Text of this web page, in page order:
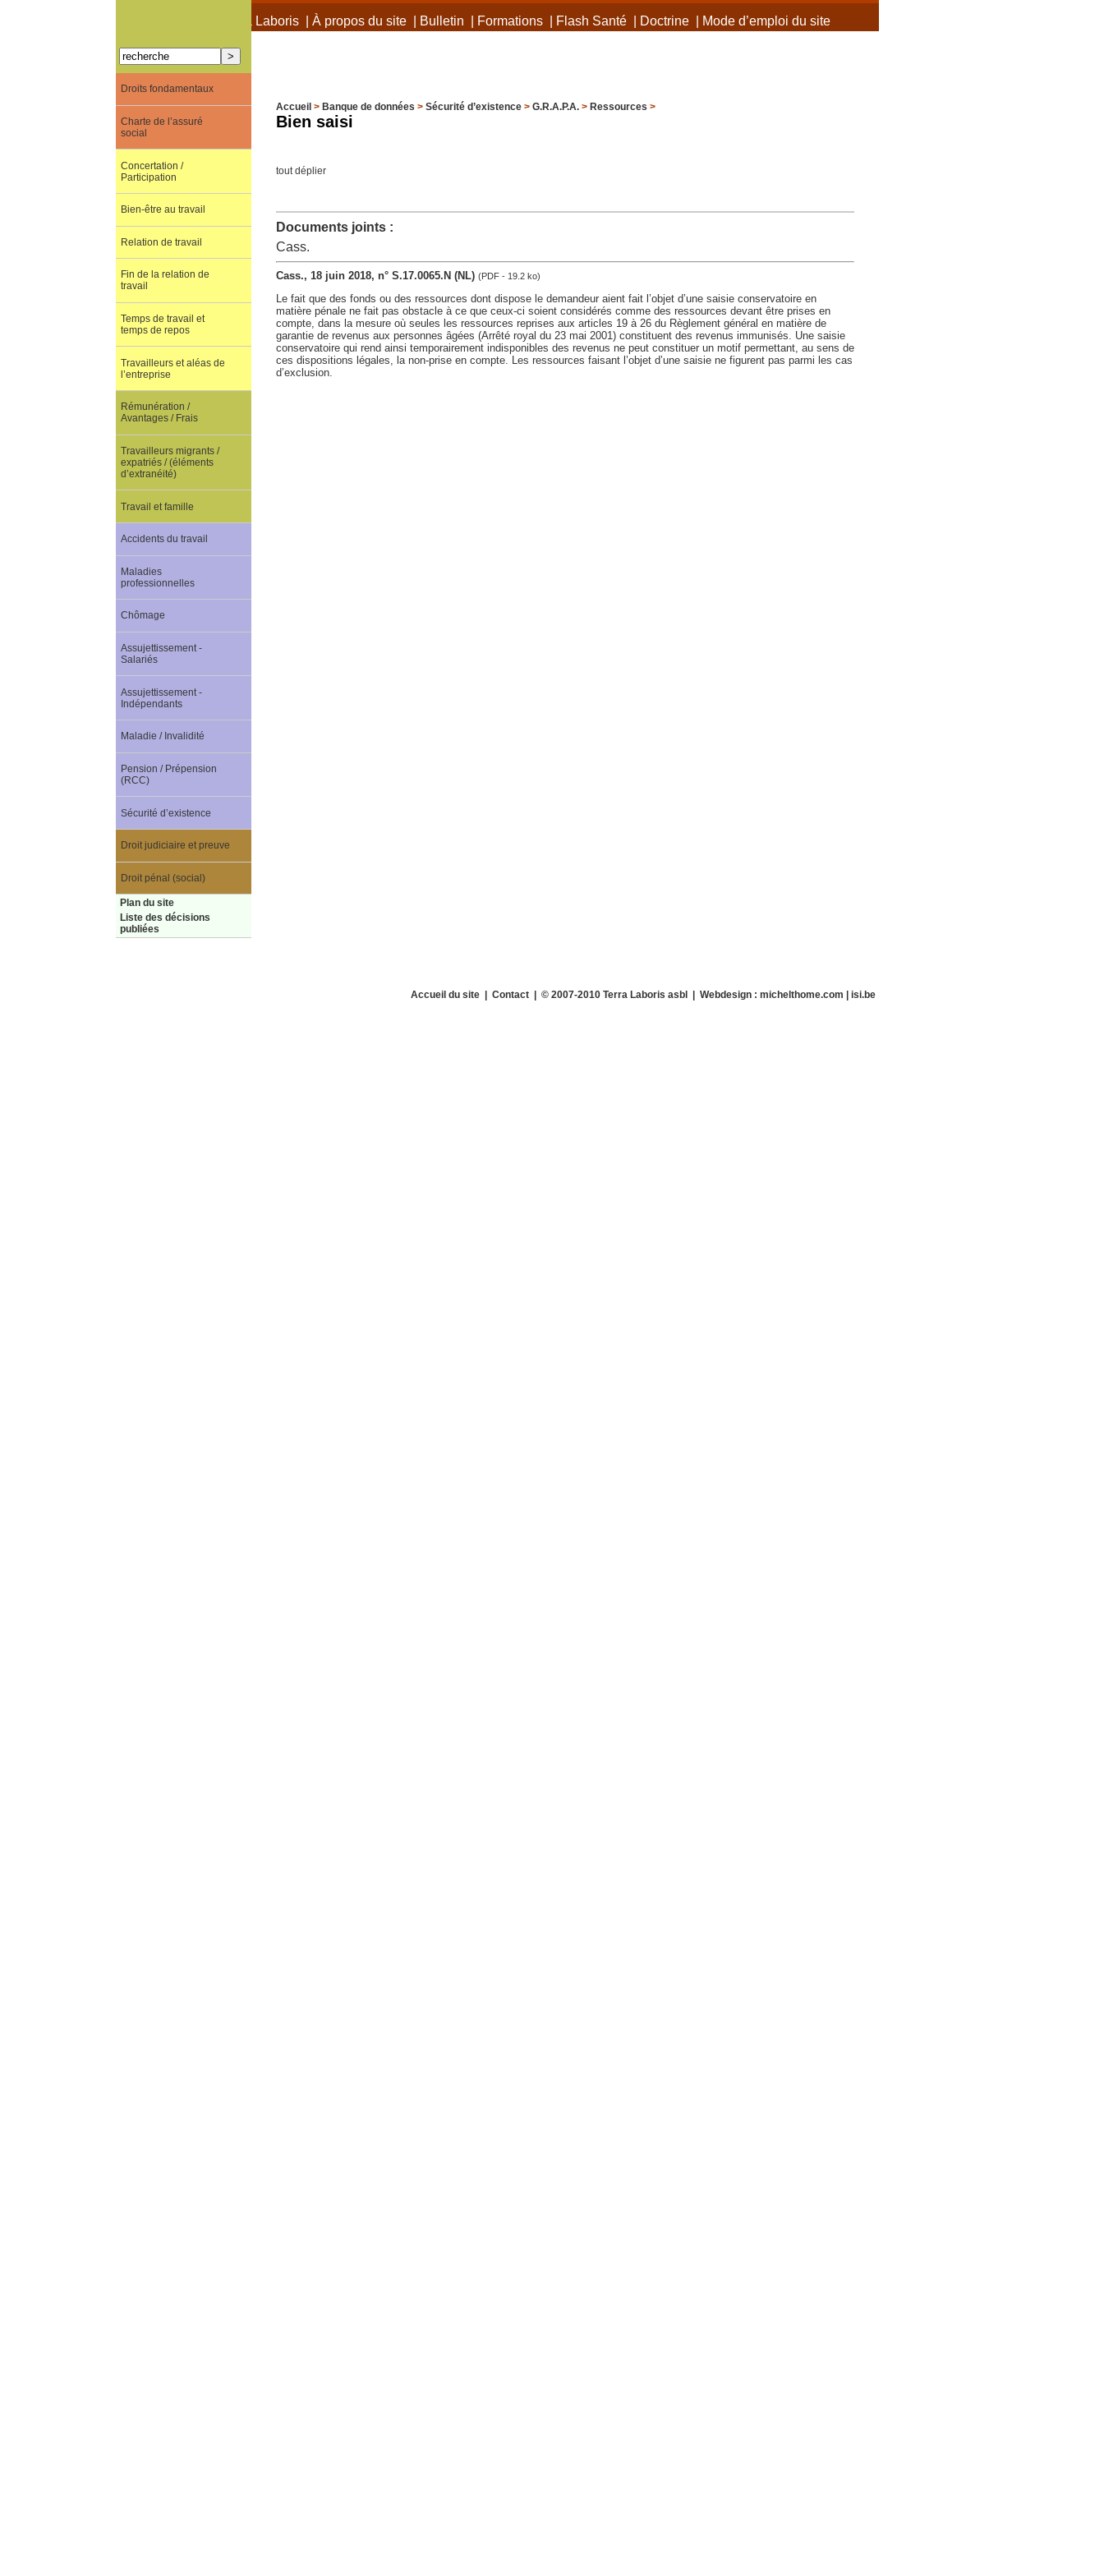
À propos de Terra Laboris| À propos du site| Bulletin Formations| Flash Santé| Doctrine| Mode d’emploi du site
Accueil > Banque de données > Sécurité d’existence> G.R.A.P.A.> Ressources >
Bien saisi
tout déplier
Documents joints :
Cass.
Cass., 18 juin 2018, n° S.17.0065.N (NL) (PDF - 19.2 ko)
Le fait que des fonds ou des ressources dont dispose le demandeur aient fait l’objet d’une saisie conservatoire en
matière pénale ne fait pas obstacle à ce que ceux-ci soient considérés comme des ressources devant être prises en
compte, dans la mesure où seules les ressources reprises aux articles 19 à 26 du Règlement général en matière de
garantie de revenus aux personnes âgées (Arrêté royal du 23 mai 2001) constituent des revenus immunisés. Une saisie
conservatoire qui rend ainsi temporairement indisponibles des revenus ne peut constituer un motif permettant, au sens de
ces dispositions légales, la non-prise en compte. Les ressources faisant l’objet d’une saisie ne figurent pas parmi les cas
d’exclusion.
Droits fondamentaux
Charte de l’assuré
social
Concertation /
Participation
Bien-être au travail
Relation de travail
Fin de la relation de
travail
Temps de travail et
temps de repos
Travailleurs et aléas de
l’entreprise
Rémunération /
Avantages / Frais
Travailleurs migrants /
expatriés / (éléments
d’extranéité)
Travail et famille
Accidents du travail
Maladies
professionnelles
Chômage
Assujettissement -
Salariés
Assujettissement -
Indépendants
Maladie / Invalidité
Pension / Prépension
(RCC)
Sécurité d’existence
Droit judiciaire et preuve
Droit pénal (social)
Plan du site
Liste des décisions
publiées
Accueil du site| Contact| © 2007-2010 Terra Laboris asbl | Webdesign : michelthome.com | isi.be